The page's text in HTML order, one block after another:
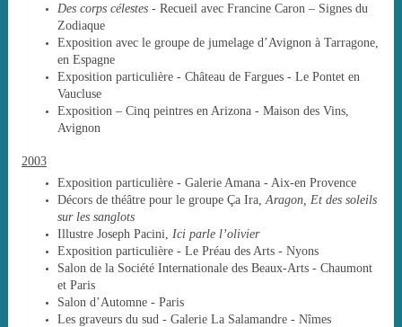
Des corps célestes -Recueil avec Francine Caron – Signes du
Zodiaque
Exposition avec le groupe de jumelage d’Avignon à Tarragone,
en Espagne
Exposition particulière - Château de Fargues - Le Pontet en
Vaucluse
Exposition – Cinq peintres en Arizona - Maison des Vins,
Avignon
2003
Exposition particulière - Galerie Amana - Aix-en Provence
Décors de théâtre pour le groupe Ça Ira, Aragon, Et des soleils
sur les sanglots
Illustre Joseph Pacini, Ici parle l’olivier
Exposition particulière - Le Préau des Arts - Nyons
Salon de la Société Internationale des Beaux-Arts - Chaumont
et Paris
Salon d’Automne - Paris
Les graveurs du sud - Galerie La Salamandre - Nîmes